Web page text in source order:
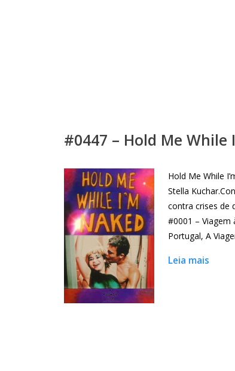
#0447 – Hold Me While
Hold Me While
Stella
contra crises de
#0001 – Viagem
Portugal, A
Leia mais